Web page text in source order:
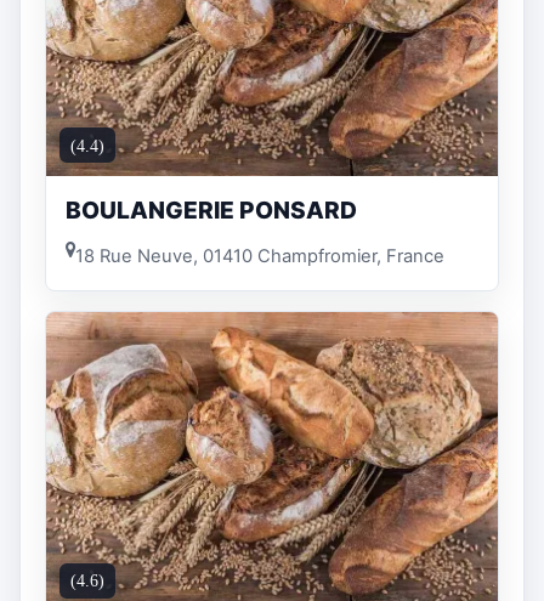
(4.4)
BOULANGERIE PONSARD
18 Rue Neuve, 01410 Champfromier, France
(4.6)